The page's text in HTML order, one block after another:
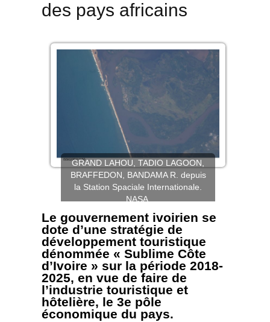
des pays africains
GRAND LAHOU, TADIO LAGOON,
BRAFFEDON, BANDAMA R. depuis
la Station Spaciale Internationale.
NASA.
Le gouvernement ivoirien se
dote d’une stratégie de
développement touristique
dénommée « Sublime Côte
d’Ivoire » sur la période 2018-
2025, en vue de faire de
l’industrie touristique et
hôtelière, le 3e pôle
économique du pays.